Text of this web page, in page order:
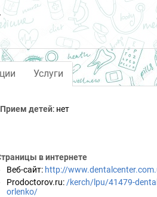
Услуги
Прием детей: нет
в интернете
Веб-сайт: http://
Prodoctorov.ru: /kerch/lpu/41479-
orlenko/